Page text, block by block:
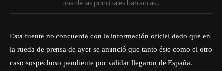
una de las principales barrancas...
Esta fuente no concuerda con la información oficial dado que en
la rueda de prensa de ayer se anunció que tanto éste como el otro
caso sospechoso pendiente por validar llegaron de España.